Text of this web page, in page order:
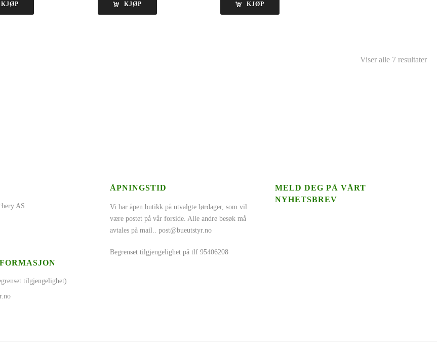
KJØP KJØP KJØP
Viser alle 7 resultater
AS
tilgjengelighet)
ÅPNINGSTID
Vi har åpen butikk på utvalgte lørdager, som vil
være postet på vår forside. Alle andre besøk må
avtales på mail..post@bueutstyr.no
Begrenset tilgjengelighet på tlf 95406208
MELD DEG PÅ VÅRT
NYHETSBREV